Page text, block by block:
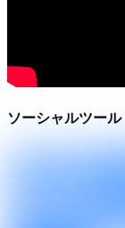
ソーシャルツール